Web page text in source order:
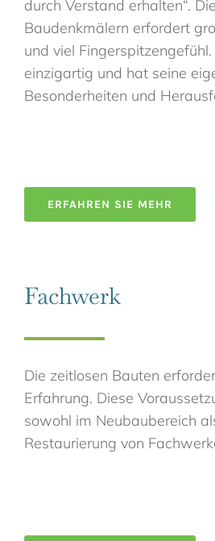
durch Verstand erhalten“.
Baudenkmälern erfordert
und viel
ein­zigartig und hat seine
Besonderheiten und
ERFAHREN SIE MEHR
Fachwerk
Die zeitlosen Bauten
Erfahrung. Diese
sowohl im Neubaubereich
Restaurierung von